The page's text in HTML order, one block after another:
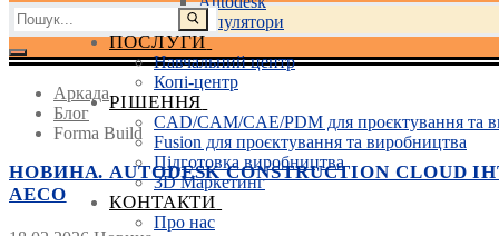
3D маніпулятори
ПОСЛУГИ
Навчальний центр
Копі-центр
РІШЕННЯ
CAD/CAM/CAE/PDM для проєктування та
Fusion для проєктування та виробництва
Підготовка виробництва
3D Маркетинг
КОНТАКТИ
Про нас
Пошук:
Аркада
Блог
Forma Build
НОВИНА. AUTODESK CONSTRUCTION
AECO